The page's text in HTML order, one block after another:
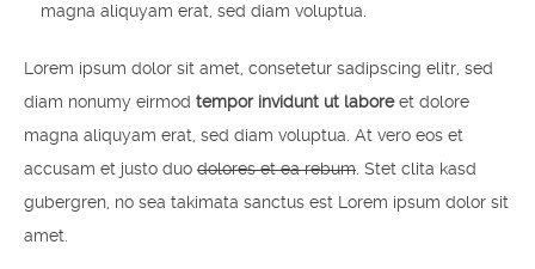
magna aliquyam erat, sed diam voluptua.
Lorem ipsum dolor sit amet, consetetur sadipscing elitr, sed
diam nonumy eirmod tempor invidunt ut laboreet dolore
magna aliquyam erat, sed diam voluptua. At vero eos et
accusam et justo duo dolores et ea rebum . Stet clita kasd
gubergren, no sea takimata sanctus est Lorem ipsum dolor sit
amet.